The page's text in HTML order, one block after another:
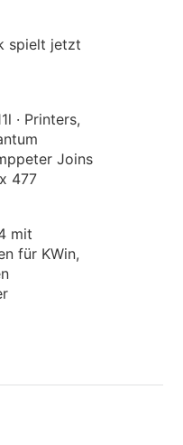
spielt jetzt
· Printers,
Joins
477
mit
für KWin,